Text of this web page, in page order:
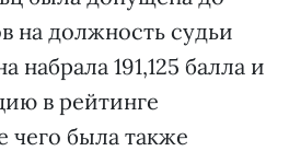
на должность судьи
набрала 191,125 балла и
в рейтинге
чего была также